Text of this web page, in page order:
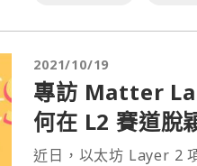
2021/10/19
專訪 Matter
何在 L2 賽道脫
近日，以太坊 Layer 2